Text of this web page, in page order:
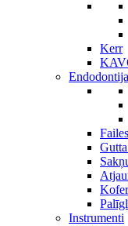
Kerr
Endodontija
Failes
Instrumenti